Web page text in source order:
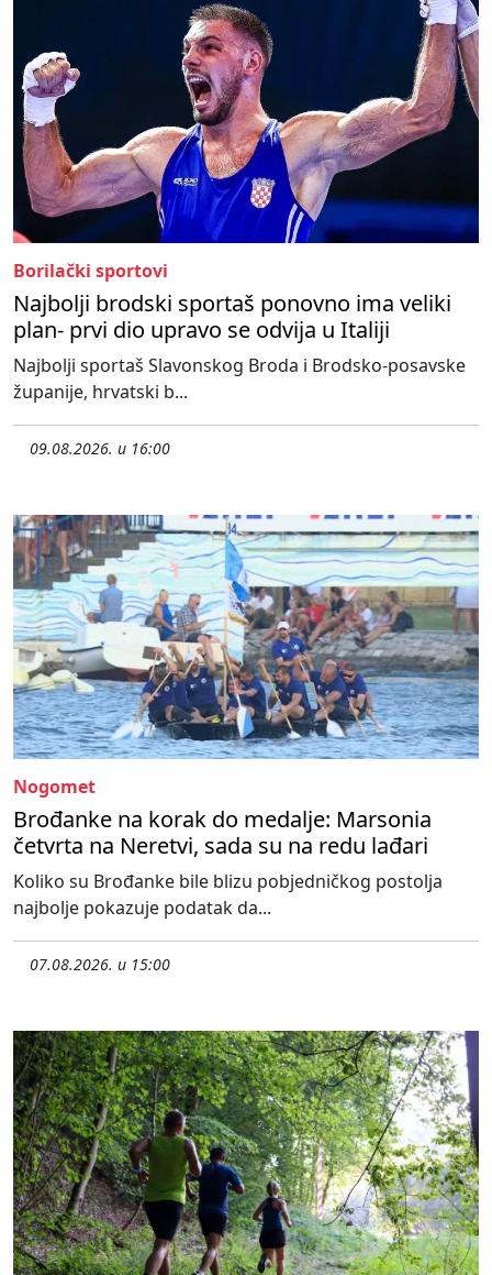
Borilački sportovi
Najbolji brodski sportaš ponovno ima veliki
plan- prvi dio upravo se odvija u Italiji
Najbolji sportaš Slavonskog Broda i Brodsko-posavske
županije, hrvatski b...
09.08.2026. u 16:00
Nogomet
Brođanke na korak do medalje: Marsonia
četvrta na Neretvi, sada su na redu lađari
Koliko su Brođanke bile blizu pobjedničkog postolja
najbolje pokazuje podatak da...
07.08.2026. u 15:00